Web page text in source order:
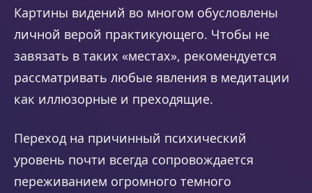
Картины видений во многом обусловлены
личной верой практикующего. Чтобы не
завязать в таких «местах», рекомендуется
рассматривать любые явления в медитации
как иллюзорные и преходящие.
Переход на причинный психический
уровень почти всегда сопровождается
переживанием огромного темного